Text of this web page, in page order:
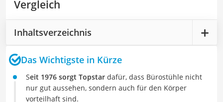
Vergleich
Inhaltsverzeichnis
Das Wichtigste in Kürze
Seit 1976 sorgt Topstar dafür, dass Bürostühle nicht
nur gut aussehen, sondern auch für den Körper
vorteilhaft sind.